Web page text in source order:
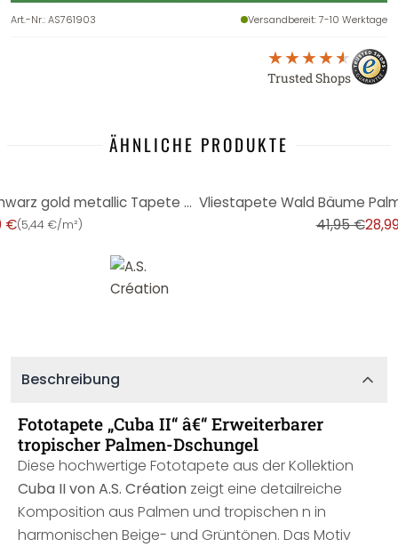
Art.-Nr.:AS761903 Versandbereit: 7-10 Werktage
Trusted Shops
ÄHNLICHE PRODUKTE
Vliestapete Palmenblätter schwarz gold metallic Tapete Wandtapete Tropen
€(5,44 €/m²) 41,95 €
Beschreibung
Fototapete „Cuba II“ â€“ Erweiterbarer
tropischer Palmen-Dschungel
Diese hochwertige Fototapete aus der Kollektion
Cuba II von A.S. Création zeigt eine detailreiche
Komposition aus Palmen und tropischen n in
harmonischen Beige- und Grüntönen. Das Motiv